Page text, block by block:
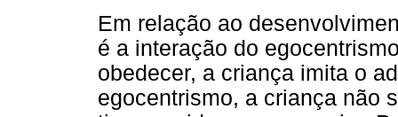
Em relação ao
é a interação do
obedecer, a criança imita o
egocentrismo, a criança não